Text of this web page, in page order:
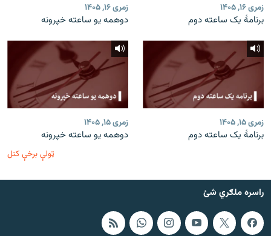
زمری ۱۶, ۱۴۰۵
برنامۀ یک ساعته دوم
زمری ۱۶, ۱۴۰۵
دوهمه یو ساعته خپرونه
زمری ۱۵, ۱۴۰۵
برنامۀ یک ساعته دوم
زمری ۱۵, ۱۴۰۵
دوهمه یو ساعته خپرونه
ټولې برخې کتل
راسره ملګري شئ